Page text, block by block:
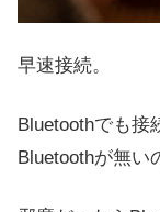
早速接続。
Bluetoothでも接
Bluetoothが無い